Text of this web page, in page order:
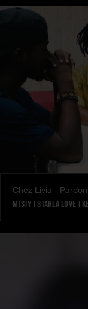
Chez Livia -
MISTY | STARLA LOVE |